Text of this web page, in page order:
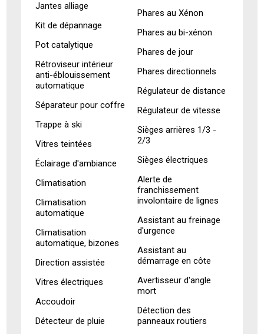
Jantes alliage
Kit de dépannage
Pot catalytique
Rétroviseur intérieur
anti-éblouissement
automatique
Séparateur pour coffre
Trappe à ski
Vitres teintées
Éclairage d'ambiance
Climatisation
Climatisation
automatique
Climatisation
automatique, bizones
Direction assistée
Vitres électriques
Accoudoir
Détecteur de pluie
Phares au Xénon
Phares au bi-xénon
Phares de jour
Phares directionnels
Régulateur de distance
Régulateur de vitesse
Sièges arrières 1/3 -
2/3
Sièges électriques
Alerte de
franchissement
involontaire de lignes
Assistant au freinage
d'urgence
Assistant au
démarrage en côte
Avertisseur d'angle
mort
Détection des
panneaux routiers